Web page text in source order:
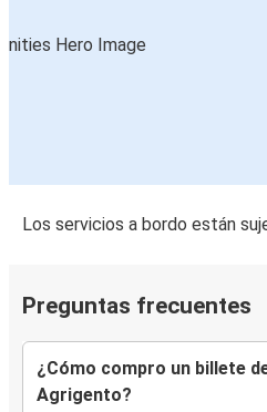
Los servicios a bordo están
Preguntas frecuentes
¿Cómo compro un billete
Agrigento?